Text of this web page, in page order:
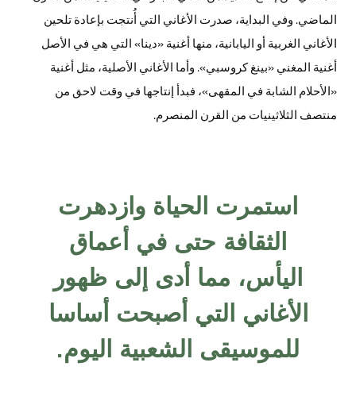
الماضي. وفي البداية، صدرت الأغاني التي أُنتجت بإعادة تلحين
الأغاني الغربية أو اليابانية، منها أغنية «دينا» التي هي في الأصل
أغنية المغني «بينغ كروسبي». وأما الأغاني الأصلية، مثل أغنية
«الأحلام الشابة في المقهى»، فبدأ إنتاجها في وقت لاحق من
منتصف الثلاثينيات من القرن المنصرم.
استمرت الحياة وازدهرت
الثقافة حتى في أعماق
اليأس، مما أدى إلى ظهور
الأغاني التي أصبحت أساسا
للموسيقى الشعبية اليوم.